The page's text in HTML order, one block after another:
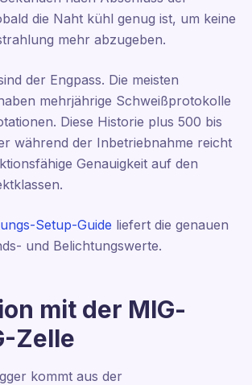
die Naht kühl genug ist, um keine
mehr abzugeben.
der Engpass. Die meisten
mehrjährige Schweißprotokolle
Diese Historie plus 500 bis
während der Inbetriebnahme reicht
Genauigkeit auf den
Setup-Guide liefert die genauen
und Belichtungswerte.
mit der MIG-
Zelle
kommt aus der